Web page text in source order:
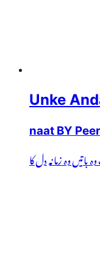
Unke
naat BY
وہ زمانہ دل کا